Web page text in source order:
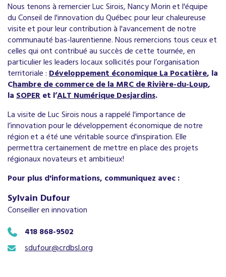
Nous tenons à remercier Luc Sirois, Nancy Morin et l'équipe
du Conseil de l'innovation du Québec pour leur chaleureuse
visite et pour leur contribution à l'avancement de notre
communauté bas-laurentienne. Nous remercions tous ceux et
celles qui ont contribué au succès de cette tournée, en
particulier les leaders locaux sollicités pour l’organisation
territoriale :Développement économique La Pocatière, la
Chambre de commerce de la MRC de Rivière-du-Loup,
laSOPERet l’ALT Numérique Desjardins.​
La visite de Luc Sirois nous a rappelé l'importance de
l’innovation pour le développement économique de notre
région et a été une véritable source d'inspiration. Elle
permettra certainement de mettre en place des projets
régionaux novateurs et ambitieux!
Pour plus d'informations, communiquez avec :
Sylvain Dufour
Conseiller en innovation
418 868-9502
sdufour@crdbsl.org